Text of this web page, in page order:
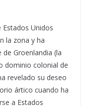
Unidos
la zona y ha
Groenlandia (la
dominio colonial de
revelado su deseo
ártico cuando ha
a Estados